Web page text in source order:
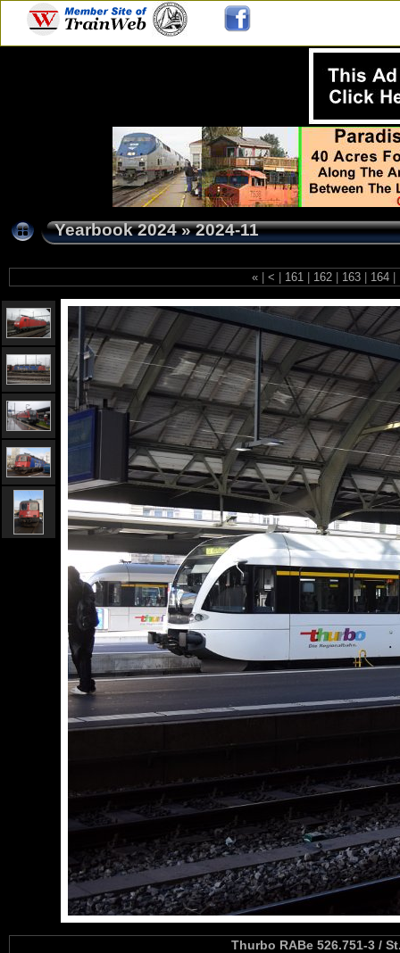
Yearbook 2024»2024-11
« < 161 162 163 164
Thurbo RABe 526.751-3 /